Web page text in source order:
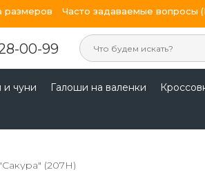
размеров Часто задаваемые вопросы
00-99
и чуни Галоши на валенки
(207Н)